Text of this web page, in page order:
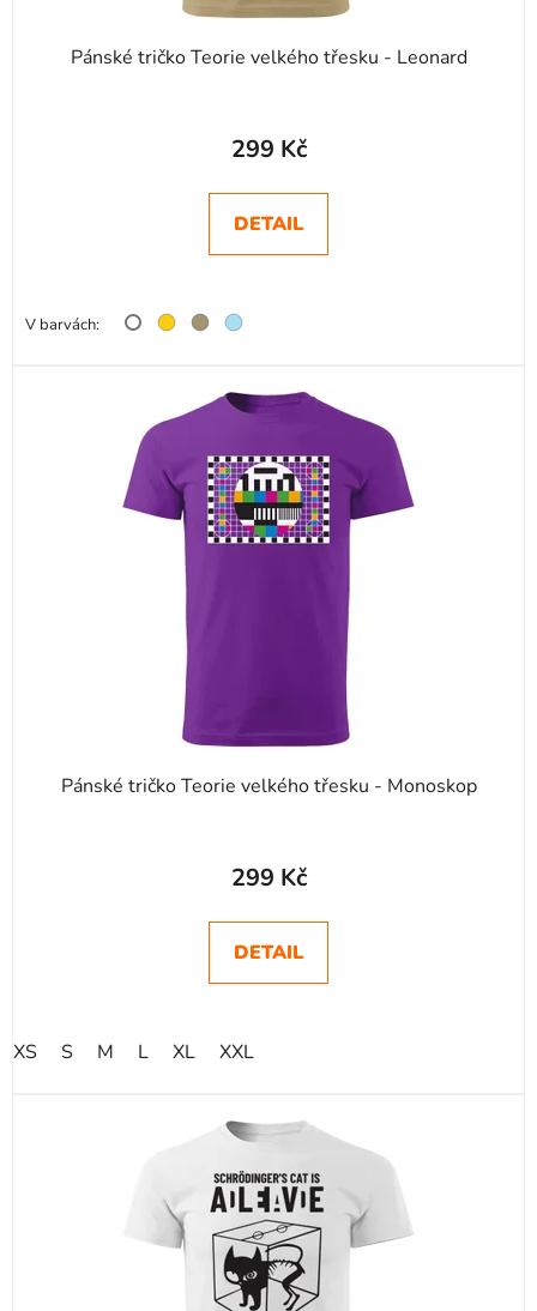
Pánské tričko Teorie velkého třesku - Leonard
299 Kč
DETAIL
V barvách:
Pánské tričko Teorie velkého třesku - Monoskop
299 Kč
DETAIL
XS S M L XL XXL